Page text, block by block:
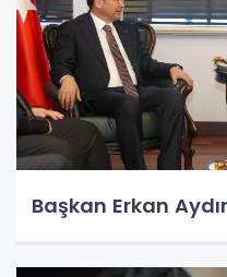
Başkan Erkan